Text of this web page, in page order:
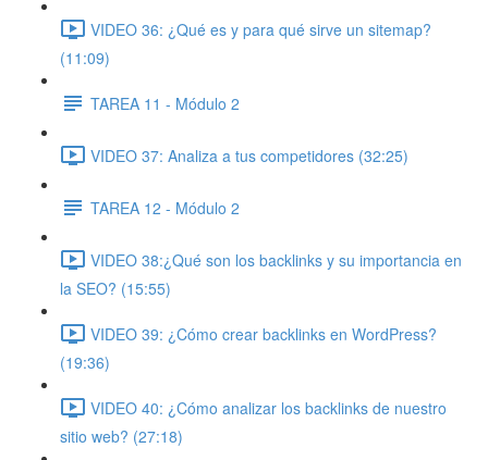
VIDEO 36: ¿Qué es y para qué sirve un sitemap?
(11:09)
TAREA 11 - Módulo 2
VIDEO 37: Analiza a tus competidores (32:25)
TAREA 12 - Módulo 2
VIDEO 38:¿Qué son los backlinks y su importancia en
la SEO? (15:55)
VIDEO 39: ¿Cómo crear backlinks en WordPress?
(19:36)
VIDEO 40: ¿Cómo analizar los backlinks de nuestro
sitio web? (27:18)